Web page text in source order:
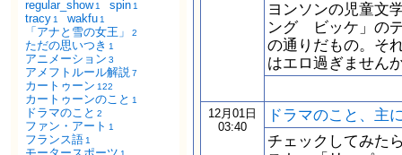
regular_show 1 spin 1
tracy 1 wakfu 1
「アナと雪の女王」 2
ただの思いつき 1
アニメーション 3
アメフトルール解説7
カートゥーン 122
カートゥーンのこと 1
ドラマのこと 2
ファン・アート 1
フランス語 1
ヨンソンの児童文
ング ビッケ」の
の通りだもの。そ
はエロ過ぎません
12月01日
03:40
ドラマのこと、
チェックしてみた